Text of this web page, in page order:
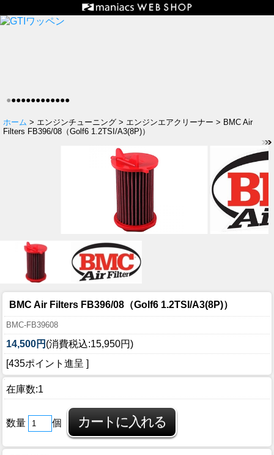
●●●●●●●●●●●●●
ホーム > エンジンチューニング > エンジンエアクリーナー > BMC Air
Filters FB396/08（Golf6 1.2TSI/A3(8P)）
BMC Air Filters FB396/08（Golf6 1.2TSI/A3(8P)）
BMC-FB39608
14,500円 (消費税込:15,950円)
[435ポイント進呈 ]
在庫数:1
数量 個